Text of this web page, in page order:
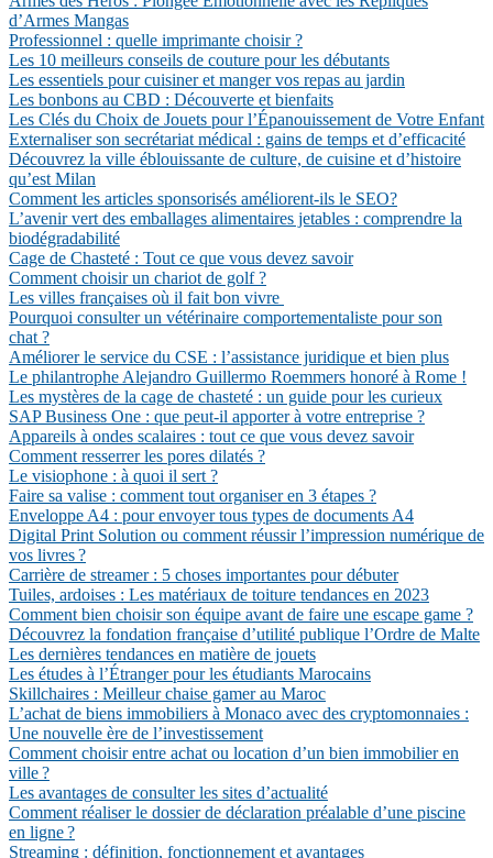
d’Armes Mangas
Professionnel : quelle imprimante choisir ?
Les 10 meilleurs conseils de couture pour les débutants
Les essentiels pour cuisiner et manger vos repas au jardin
Les bonbons au CBD : Découverte et bienfaits
Les Clés du Choix de Jouets pour l’Épanouissement de Votre Enfant
Externaliser son secrétariat médical : gains de temps et d’efficacité
Découvrez la ville éblouissante de culture, de cuisine et d’histoire
qu’est Milan
Comment les articles sponsorisés améliorent-ils le SEO?
L’avenir vert des emballages alimentaires jetables : comprendre la
biodégradabilité
Cage de Chasteté : Tout ce que vous devez savoir
Comment choisir un chariot de golf ?
Les villes françaises où il fait bon vivre
Pourquoi consulter un vétérinaire comportementaliste pour son
chat ?
Améliorer le service du CSE : l’assistance juridique et bien plus
Le philantrophe Alejandro Guillermo Roemmers honoré à Rome !
Les mystères de la cage de chasteté : un guide pour les curieux
SAP Business One : que peut-il apporter à votre entreprise ?
Appareils à ondes scalaires : tout ce que vous devez savoir
Comment resserrer les pores dilatés ?
Le visiophone : à quoi il sert ?
Faire sa valise : comment tout organiser en 3 étapes ?
Enveloppe A4 : pour envoyer tous types de documents A4
Digital Print Solution ou comment réussir l’impression numérique de
vos livres ?
Carrière de streamer : 5 choses importantes pour débuter
Tuiles, ardoises : Les matériaux de toiture tendances en 2023
Comment bien choisir son équipe avant de faire une escape game ?
Découvrez la fondation française d’utilité publique l’Ordre de Malte
Les dernières tendances en matière de jouets
Les études à l’Étranger pour les étudiants Marocains
Skillchaires : Meilleur chaise gamer au Maroc
L’achat de biens immobiliers à Monaco avec des cryptomonnaies :
Une nouvelle ère de l’investissement
Comment choisir entre achat ou location d’un bien immobilier en
ville ?
Les avantages de consulter les sites d’actualité
Comment réaliser le dossier de déclaration préalable d’une piscine
en ligne ?
Streaming : définition, fonctionnement et avantages